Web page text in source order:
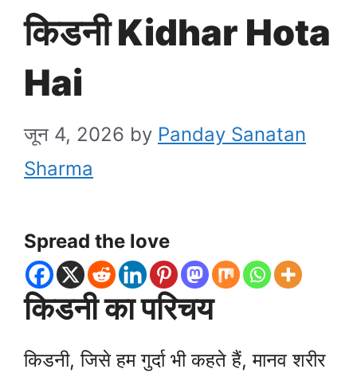
किडनी Kidhar Hota
Hai
जून 4, 2026 by Panday Sanatan
Sharma
Spread the love
किडनी का परिचय
किडनी, जिसे हम गुर्दा भी कहते हैं, मानव शरीर